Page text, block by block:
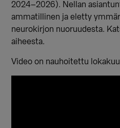
2024–2026). Nellan
ammatillinen ja eletty
neurokirjon nuoruudesta.
aiheesta.
Video on nauhoitettu